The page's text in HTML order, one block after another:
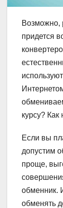
Возможно,
придется
курсу?
Если вы
допустим
проще,
обменник.
обменять